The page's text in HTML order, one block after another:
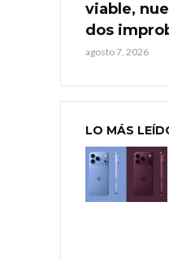
viable,
dos
agosto 7, 2026
LO MÁS